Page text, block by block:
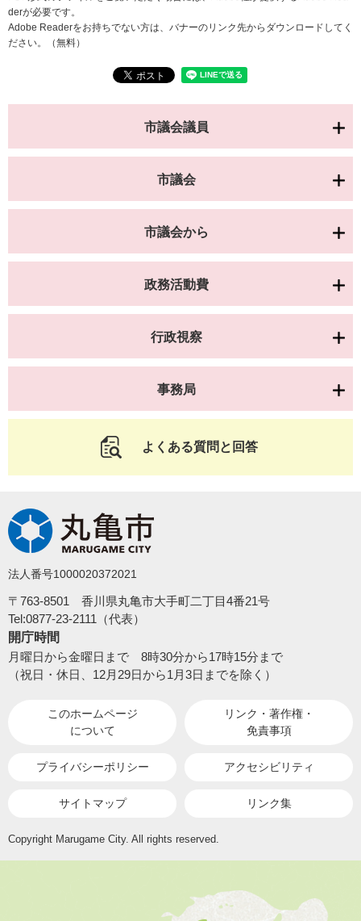
derが必要です。
Adobe Readerをお持ちでない方は、バナーのリンク先からダウンロードしてく
ださい。（無料）
市議会議員
市議会
市議会から
政務活動費
行政視察
事務局
よくある質問と回答
法人番号1000020372021
〒763-8501 香川県丸亀市大手町二丁目4番21号
Tel:0877-23-2111（代表）
開庁時間
月曜日から金曜日まで 8時30分から17時15分まで
（祝日・休日、12月29日から1月3日までを除く）
このホームページ
について
リンク・著作権・
免責事項
プライバシーポリシー アクセシビリティ
サイトマップ リンク集
Copyright Marugame City. All rights reserved.